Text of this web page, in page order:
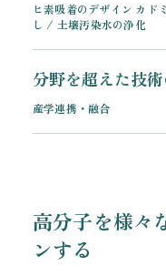
ヒ素吸着のデザイン カド
し / 土壌汚染水の浄化
分野を超えた技
産学連携・融合
高分子を様々
ンする